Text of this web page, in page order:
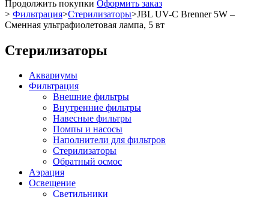
Продолжить покупки Оформить заказ
> Фильтрация>Стерилизаторы>JBL UV-C Brenner 5W –
Сменная ультрафиолетовая лампа, 5 вт
Стерилизаторы
Аквариумы
Фильтрация
Внешние фильтры
Внутренние фильтры
Навесные фильтры
Помпы и насосы
Наполнители для фильтров
Стерилизаторы
Обратный осмос
Аэрация
Освещение
Светильники